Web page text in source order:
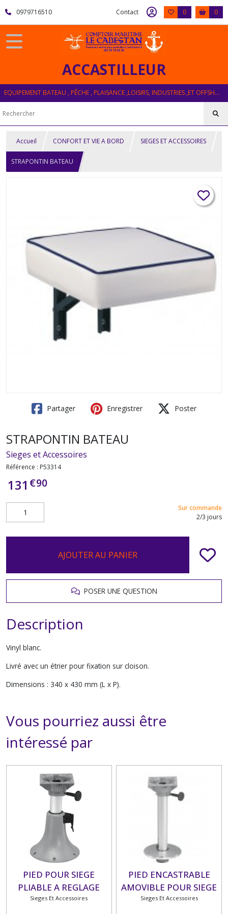
0979716510 Contact 0 0
ACCASTILLEUR
EQUIPEMENT BATEAU , PÊCHE , PLAISANCE ,LOISIRS, INDUSTRIES ,ET OFFSHORE
Accueil CONFORT ET VIE A BORD SIEGES ET ACCESSOIRES
STRAPONTIN BATEAU
Partager Enregistrer Poster
STRAPONTIN BATEAU
Sieges et Accessoires
Référence : P53314
131 €90
Sur commande
2/3 jours
AJOUTER AU PANIER
POSER UNE QUESTION
Description
Vinyl blanc.
Livré avec un étrier pour fixation sur cloison.
Dimensions : 340 x 430 mm (L x P).
Vous pourriez aussi être
intéressé par
PIED POUR SIEGE
PLIABLE A REGLAGE
MANUEL + PLATINE
Sieges Et Accessoires
PIED ENCASTRABLE
AMOVIBLE POUR SIEGE
PLIANT
Sieges Et Accessoires